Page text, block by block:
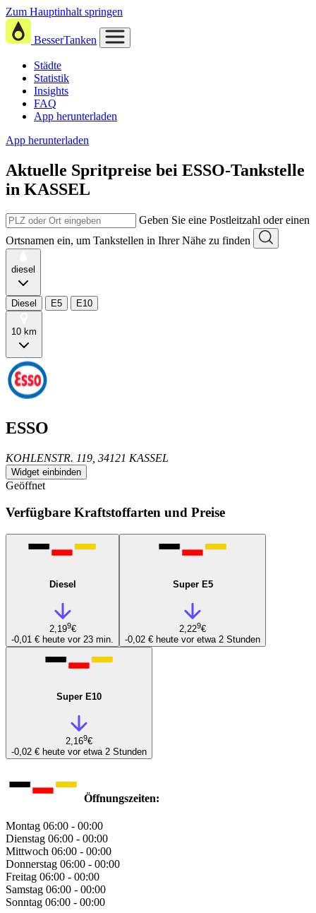
Zum Hauptinhalt springen
BesserTanken
Städte
Statistik
Insights
FAQ
App herunterladen
App herunterladen
Aktuelle Spritpreise bei ESSO-Tankstelle
in KASSEL
Geben Sie eine Postleitzahl oder einen
Ortsnamen ein, um Tankstellen in Ihrer Nähe zu finden
diesel
Diesel E5 E10
10 km
ESSO
KOHLENSTR. 119, 34121 KASSEL
Widget einbinden
Geöffnet
Verfügbare Kraftstoffarten und Preise
Diesel
2,199€
-0,01 € heute vor 23 min.
Super E5
2,229€
-0,02 € heute vor etwa 2 Stunden
Super E10
2,169€
-0,02 € heute vor etwa 2 Stunden
Öffnungszeiten:
Montag 06:00 - 00:00
Dienstag 06:00 - 00:00
Mittwoch 06:00 - 00:00
Donnerstag 06:00 - 00:00
Freitag 06:00 - 00:00
Samstag 06:00 - 00:00
Sonntag 06:00 - 00:00